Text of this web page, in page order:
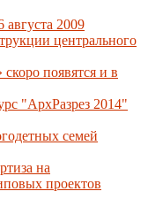
августа 2009
центрального
появятся и в
"АрхРазрез 2014"
семей
на
проектов